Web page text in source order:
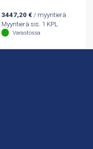
3447,20 € / myyntierä
Myyntierä sis. 1 KPL
Varastossa